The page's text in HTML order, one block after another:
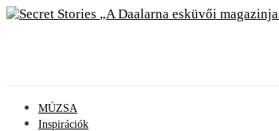
A Daalarna esküvői magazinja
MÚZSA
Inspirációk